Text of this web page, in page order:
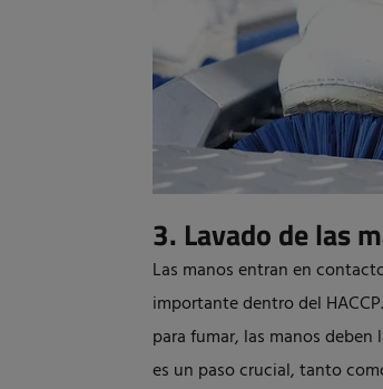
3. Lavado de las
Las manos entran en
importante dentro del
para fumar, las manos
es un paso crucial, tanto